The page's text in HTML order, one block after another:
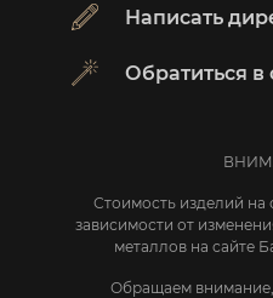
Написать
Обратиться в
Стоимость изделий на
зависимости от
металлов на сайте
Обращаем внимание,